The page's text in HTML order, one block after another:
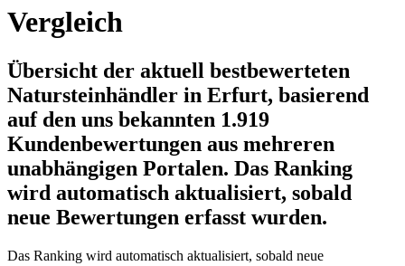
Vergleich
Übersicht der aktuell bestbewerteten
Natursteinhändler in Erfurt, basierend
auf den uns bekannten 1.919
Kundenbewertungen aus mehreren
unabhängigen Portalen. Das Ranking
wird automatisch aktualisiert, sobald
neue Bewertungen erfasst wurden.
Das Ranking wird automatisch aktualisiert, sobald neue